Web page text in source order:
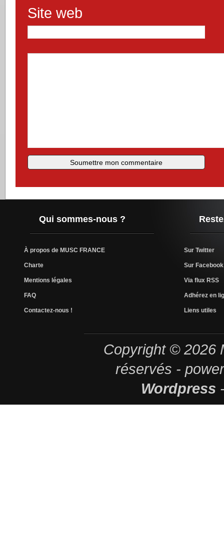
Site web
Qui sommes-nous ?
À propos de MUSC FRANCE
Charte
Mentions légales
FAQ
Contactez-nous !
Sur Twitter
Sur Facebook
Via flux RSS
Adhérez en
Liens utiles
Copyright © 2026
réservés -
Wordpress